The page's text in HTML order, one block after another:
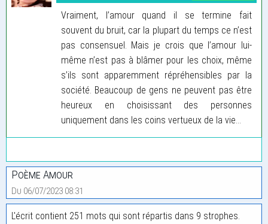
Vraiment, l’amour quand il se termine fait
souvent du bruit, car la plupart du temps ce n’est
pas consensuel. Mais je crois que l’amour lui-
même n’est pas à blâmer pour les choix, même
s’ils sont apparemment répréhensibles par la
société. Beaucoup de gens ne peuvent pas être
heureux en choisissant des personnes
uniquement dans les coins vertueux de la vie...
Poème Amour
Du 06/07/2023 08:31
L'écrit contient 251 mots qui sont répartis dans 9 strophes.